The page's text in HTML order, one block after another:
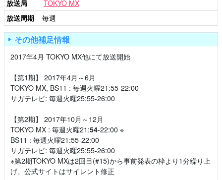
放送局
TOKYO MX
放送周期
毎週
その他補足情報
2017年4月 TOKYO MX他にて放送開始
【第1期】 2017年4月～6月
TOKYO MX, BS11 : 毎週火曜21:55-22:00
サガテレビ: 毎週火曜25:55-26:00
【第2期】 2017年10月～12月
TOKYO MX : 毎週火曜21:54-22:00 ※
BS11 : 毎週火曜21:55-22:00
サガテレビ: 毎週火曜25:55-26:00
※第2期TOKYO MXは2回目(#15)から事前発表の枠より1分繰り上
げ、公式サイトはサイレント修正